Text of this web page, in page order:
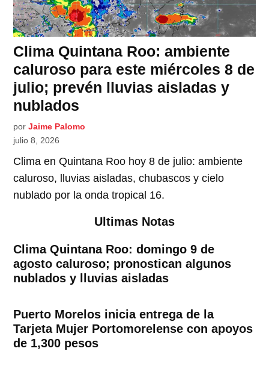
Clima Quintana Roo: ambiente
caluroso para este miércoles 8 de
julio; prevén lluvias aisladas y
nublados
por Jaime Palomo
julio 8, 2026
Clima en Quintana Roo hoy 8 de julio: ambiente
caluroso, lluvias aisladas, chubascos y cielo
nublado por la onda tropical 16.
Ultimas Notas
Clima Quintana Roo: domingo 9 de
agosto caluroso; pronostican algunos
nublados y lluvias aisladas
Puerto Morelos inicia entrega de la
Tarjeta Mujer Portomorelense con apoyos
de 1,300 pesos